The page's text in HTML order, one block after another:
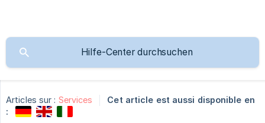
Articles sur : Services
Cet article est aussi disponible en
: